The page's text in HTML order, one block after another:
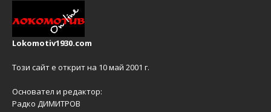
Lokomotiv1930.com
Този сайт е открит на 10 май 2001 г.
Основател и редактор:
Радко ДИМИТРОВ